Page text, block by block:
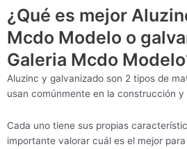
¿Qué es mejor
Mcdo Modelo o
Galeria Mcdo
Aluzinc y galvanizado son 2 tipos de
usan comúnmente en la construcción y
Cada uno tiene sus propias
importante valorar cuál es el mejor